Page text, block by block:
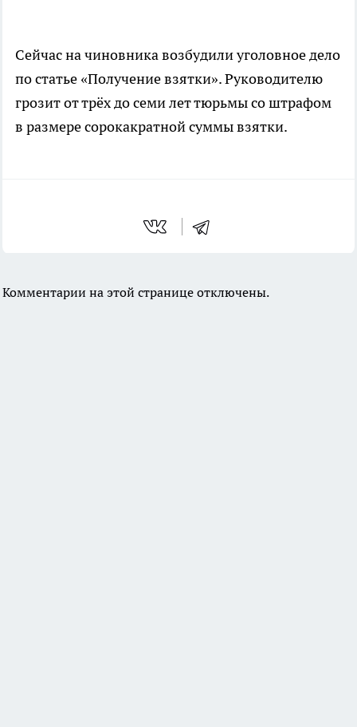
Сейчас на чиновника возбудили уголовное дело
по статье «Получение взятки». Руководителю
грозит от трёх до семи лет тюрьмы со штрафом
в размере сорокакратной суммы взятки.
Комментарии на этой странице отключены.